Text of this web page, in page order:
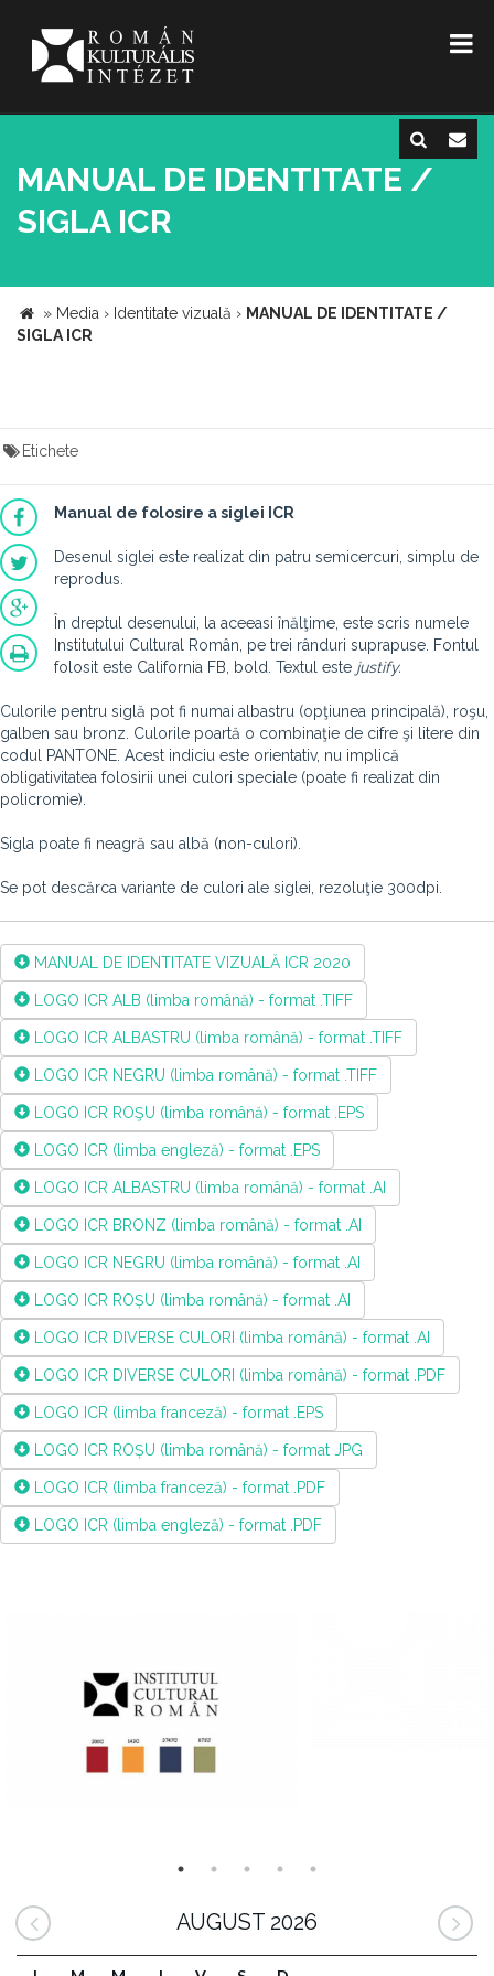
MANUAL DE IDENTITATE /
SIGLA ICR
» Media › Identitate vizuală › MANUAL DE IDENTITATE /
SIGLA ICR
Etichete
Manual de folosire a siglei ICR
Desenul siglei este realizat din patru semicercuri, simplu de
reprodus.
În dreptul desenului, la aceeasi înălţime, este scris numele
Institutului Cultural Român, pe trei rânduri suprapuse. Fontul
folosit este California FB, bold. Textul este justify.
Culorile pentru siglă pot fi numai albastru (opţiunea principală), roşu,
galben sau bronz. Culorile poartă o combinaţie de cifre şi litere din
codul PANTONE. Acest indiciu este orientativ, nu implică
obligativitatea folosirii unei culori speciale (poate fi realizat din
policromie).
Sigla poate fi neagră sau albă (non-culori).
Se pot descărca variante de culori ale siglei, rezoluţie 300dpi.
MANUAL DE IDENTITATE VIZUALĂ ICR 2020
LOGO ICR ALB (limba română) - format .TIFF
LOGO ICR ALBASTRU (limba română) - format .TIFF
LOGO ICR NEGRU (limba română) - format .TIFF
LOGO ICR ROŞU (limba română) - format .EPS
LOGO ICR (limba engleză) - format .EPS
LOGO ICR ALBASTRU (limba română) - format .AI
LOGO ICR BRONZ (limba română) - format .AI
LOGO ICR NEGRU (limba română) - format .AI
LOGO ICR ROȘU (limba română) - format .AI
LOGO ICR DIVERSE CULORI (limba română) - format .AI
LOGO ICR DIVERSE CULORI (limba română) - format .PDF
LOGO ICR (limba franceză) - format .EPS
LOGO ICR ROȘU (limba română) - format JPG
LOGO ICR (limba franceză) - format .PDF
LOGO ICR (limba engleză) - format .PDF
AUGUST 2026